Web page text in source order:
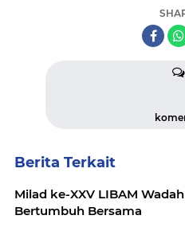
Berita Terkait
Milad ke-XXV LIBAM
Bertumbuh Bersama